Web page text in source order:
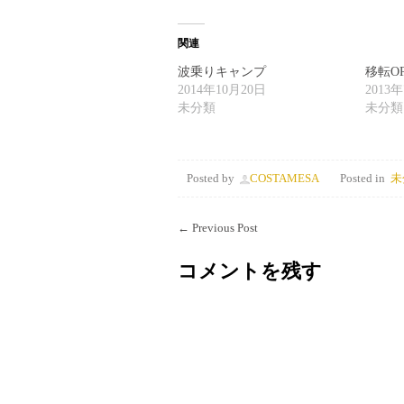
関連
波乗りキャンプ
2014年10月20日
未分類
移転
2013
未分類
Posted by COSTAMESA Posted in
← Previous Post
コメントを残す